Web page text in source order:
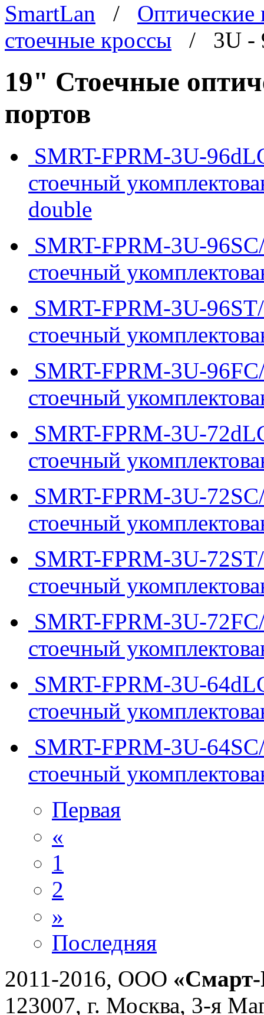
SmartLan / Оптические
стоечные кроссы / 3U -
19" Стоечные
портов
SMRT-FPRM-3U-
стоечный
double
SMRT-FPRM-3U-
стоечный
SMRT-FPRM-3U-
стоечный
SMRT-FPRM-3U-
стоечный
SMRT-FPRM-3U-
стоечный
SMRT-FPRM-3U-
стоечный
SMRT-FPRM-3U-
стоечный
SMRT-FPRM-3U-
стоечный
SMRT-FPRM-3U-
стоечный
SMRT-FPRM-3U-
стоечный
Первая
«
1
2
»
Последняя
2011-2016, ООО
123007, г. Москва, 3-я